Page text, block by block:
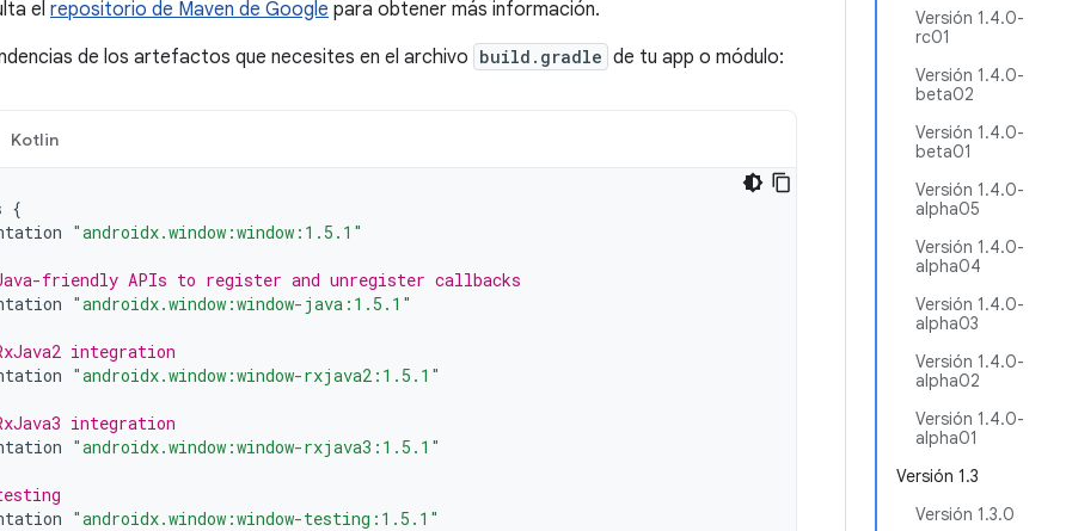
Versión 1.4.0-
rc01
Versión 1.4.0-
beta02
Versión 1.4.0-
beta01
Versión 1.4.0-
alpha05
Versión 1.4.0-
alpha04
Versión 1.4.0-
alpha03
Versión 1.4.0-
alpha02
Versión 1.4.0-
alpha01
Versión 1.3
Versión 1.3.0
el repositorio de Maven de Google para obtener más información.
de los artefactos que necesites en el archivo build.gradle de tu app o módulo:
Kotlin
{
"androidx.window:window:1.5.1"
friendly APIs to register and unregister callbacks
"androidx.window:window-java:1.5.1"
integration
"androidx.window:window-rxjava2:1.5.1"
integration
"androidx.window:window-rxjava3:1.5.1"
"androidx.window:window-testing:1.5.1"